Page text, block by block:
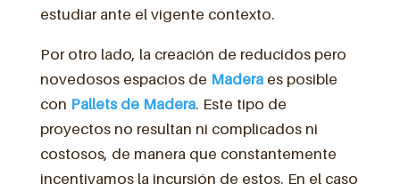
estudiar ante el vigente contexto.
Por otro lado, la creación de reducidos pero
novedosos espacios de Maderaes posible
con Pallets de Madera. Este tipo de
proyectos no resultan ni complicados ni
costosos, de manera que constantemente
incentivamos la incursión de estos. En el caso